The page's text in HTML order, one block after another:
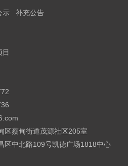
示 补充公告
目
区蔡甸街道茂源社区205室
区中北路109号凯德广场1818中心